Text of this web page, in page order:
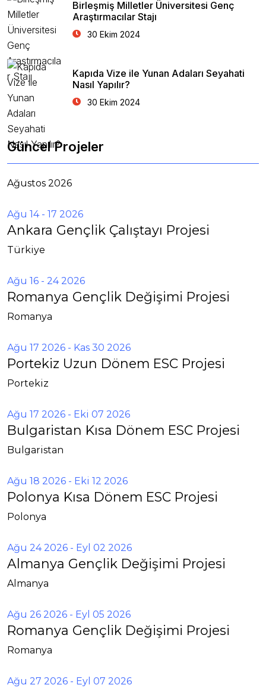
Birleşmiş Milletler Üniversitesi Genç
Araştırmacılar Stajı
30 Ekim 2024
Kapıda Vize ile Yunan Adaları Seyahati
Nasıl Yapılır?
30 Ekim 2024
Güncel Projeler
Ağustos 2026
Ağu 14 - 17 2026
Ankara Gençlik Çalıştayı Projesi
Türkiye
Ağu 16 - 24 2026
Romanya Gençlik Değişimi Projesi
Romanya
Ağu 17 2026 - Kas 30 2026
Portekiz Uzun Dönem ESC Projesi
Portekiz
Ağu 17 2026 - Eki 07 2026
Bulgaristan Kısa Dönem ESC Projesi
Bulgaristan
Ağu 18 2026 - Eki 12 2026
Polonya Kısa Dönem ESC Projesi
Polonya
Ağu 24 2026 - Eyl 02 2026
Almanya Gençlik Değişimi Projesi
Almanya
Ağu 26 2026 - Eyl 05 2026
Romanya Gençlik Değişimi Projesi
Romanya
Ağu 27 2026 - Eyl 07 2026